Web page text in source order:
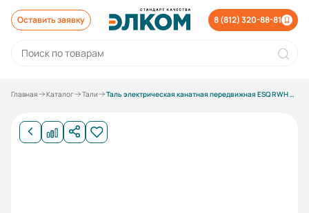
Оставить заявку 8 (812) 320-88-81
Главная Каталог Тали Таль электрическая канатная передвижная ESQ RWH S30 H12 (г/п 3т в/п 12м)